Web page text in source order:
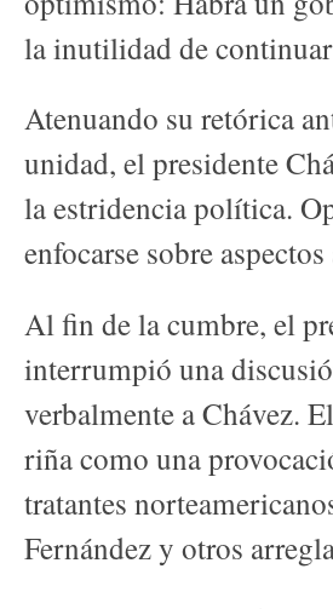
la inutilidad de
Atenuando su retórica
unidad, el presidente
la estridencia política.
enfocarse sobre
Al fin de la cumbre, el
interrumpió una
verbalmente a Chávez.
riña como una
tratantes
Fernández y otros